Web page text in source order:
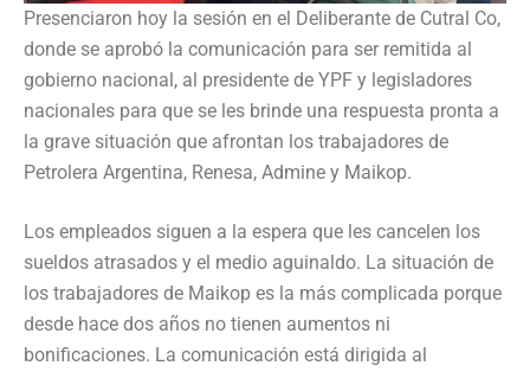
Presenciaron hoy la sesión en el Deliberante de Cutral Co,
donde se aprobó la comunicación para ser remitida al
gobierno nacional, al presidente de YPF y legisladores
nacionales para que se les brinde una respuesta pronta a
la grave situación que afrontan los trabajadores de
Petrolera Argentina, Renesa, Admine y Maikop.
Los empleados siguen a la espera que les cancelen los
sueldos atrasados y el medio aguinaldo. La situación de
los trabajadores de Maikop es la más complicada porque
desde hace dos años no tienen aumentos ni
bonificaciones. La comunicación está dirigida al